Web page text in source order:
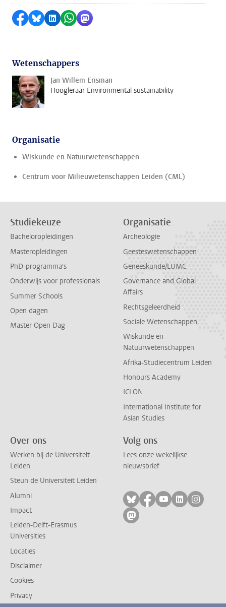
Delen op Facebook
Delen via Bluesky
Delen op LinkedIn
Delen via WhatsApp
Delen via Mastodon
Wetenschappers
Jan Willem Erisman
Hoogleraar Environmental sustainability
Organisatie
Wiskunde en Natuurwetenschappen
Centrum voor Milieuwetenschappen Leiden (CML)
Studiekeuze
Bacheloropleidingen
Masteropleidingen
PhD-programma's
Onderwijs voor professionals
Summer Schools
Open dagen
Master Open Dag
Organisatie
Archeologie
Geesteswetenschappen
Geneeskunde/LUMC
Governance and Global
Affairs
Rechtsgeleerdheid
Sociale Wetenschappen
Wiskunde en
Natuurwetenschappen
Afrika-Studiecentrum Leiden
Honours Academy
ICLON
International Institute for
Asian Studies
Over ons
Werken bij de Universiteit
Leiden
Steun de Universiteit Leiden
Alumni
Impact
Leiden-Delft-Erasmus
Universities
Locaties
Disclaimer
Cookies
Privacy
Volg ons
Lees onze wekelijkse
nieuwsbrief
Volg ons op bluesky
Volg ons op
Volg ons op
Volg ons
Volg
Volg ons op mastodon